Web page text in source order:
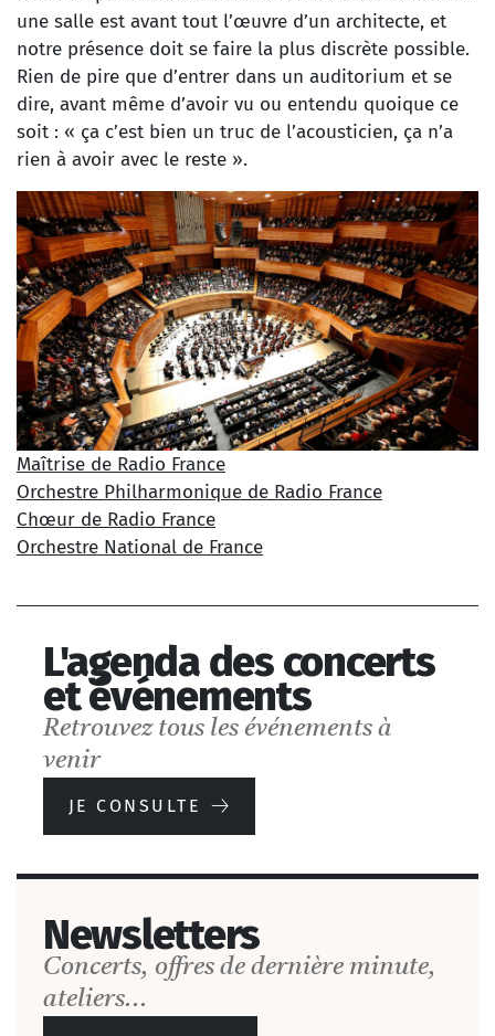
une salle est avant tout l’œuvre d’un architecte, et
notre présence doit se faire la plus discrète possible.
Rien de pire que d’entrer dans un auditorium et se
dire, avant même d’avoir vu ou entendu quoique ce
soit : « ça c’est bien un truc de l’acousticien, ça n’a
rien à avoir avec le reste ».
L'Auditorium de Radio
DÉCOUVRIR
Maîtrise de Radio France
Orchestre Philharmonique de Radio France
Chœur de Radio France
Orchestre National de France
L'agenda des concerts
et événements
Retrouvez tous les événements à
venir
JE CONSULTE
Newsletters
Concerts, offres de dernière minute,
ateliers...